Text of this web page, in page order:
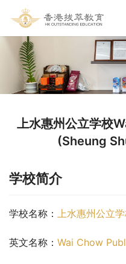
上水惠州公立学校
(Sheung
学校简介
学校名称： 上水惠州公立
英文名称： Wai Chow